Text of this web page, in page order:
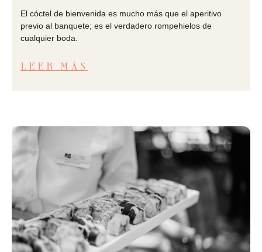
El cóctel de bienvenida es mucho más que el aperitivo
previo al banquete; es el verdadero rompehielos de
cualquier boda.
LEER MÁS